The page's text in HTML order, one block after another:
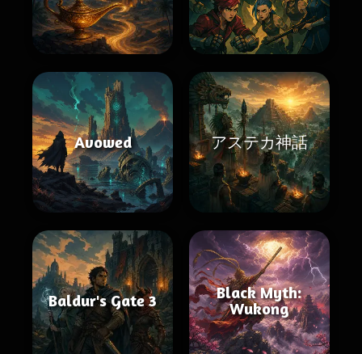
Avowed アステカ神話
Baldur's Gate 3
Black Myth:
Wukong